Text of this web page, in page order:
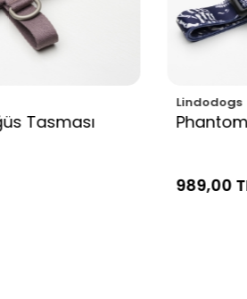
Phantom H Tipi
989,00 TL